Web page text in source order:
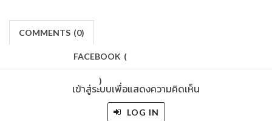
COMMENTS (0)
FACEBOOK (
)
เข้าสู่ระบบเพื่อแสดงความคิดเห็น
LOG IN